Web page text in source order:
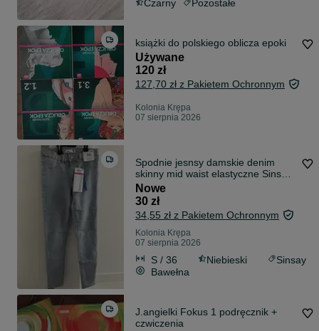
Czarny Pozostałe
książki do polskiego oblicza epoki
Używane
120 zł
127,70 zł z Pakietem Ochronnym
Kolonia Krępa
07 sierpnia 2026
Spodnie jesnsy damskie denim
skinny mid waist elastyczne Sinsay
36 S
Nowe
30 zł
34,55 zł z Pakietem Ochronnym
Kolonia Krępa
07 sierpnia 2026
S / 36 Niebieski
Sinsay
Bawełna
J.angielki Fokus 1 podręcznik +
czwiczenia